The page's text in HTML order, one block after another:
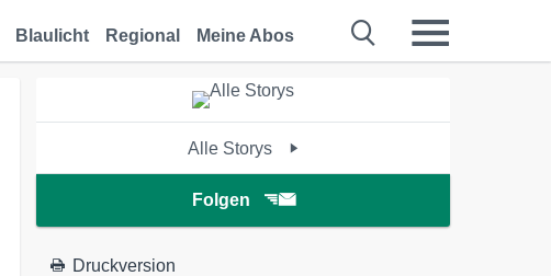
Blaulicht Regional Meine Abos
Alle Storys
Folgen
Druckversion